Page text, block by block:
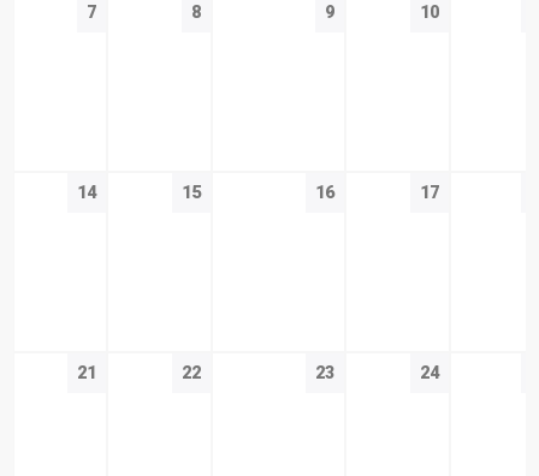
7 8 9 10
14 15 16 17
21 22 23 24